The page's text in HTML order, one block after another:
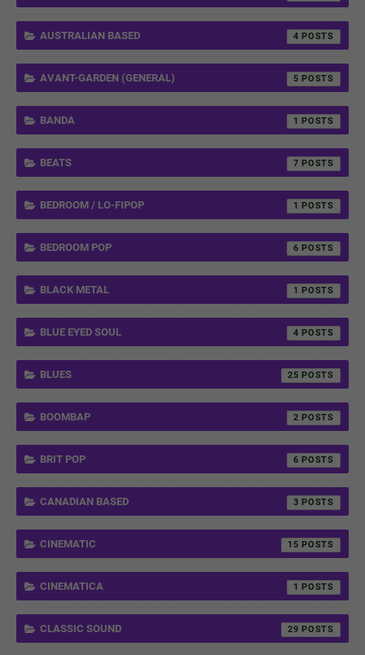
AUSTRALIAN BASED 4
AVANT-GARDEN (GENERAL) 5
BANDA 1
BEATS 7
BEDROOM / LO-FIPOP 1
BEDROOM POP 6
BLACK METAL 1
BLUE EYED SOUL 4
BLUES 25
BOOMBAP 2
BRIT POP 6
CANADIAN BASED 3
CINEMATIC 15
CINEMATICA 1
CLASSIC SOUND 29